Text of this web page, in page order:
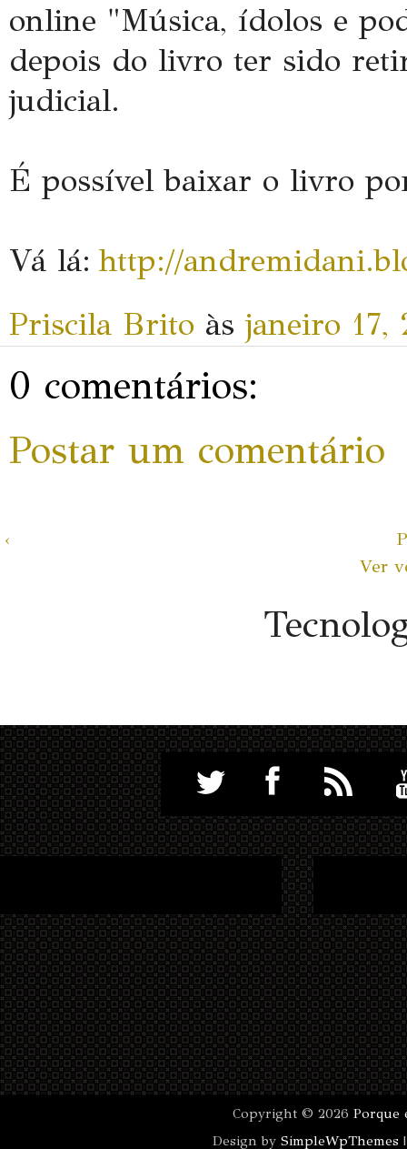
online "Música, ídolos e
depois do livro ter sido
judicial.
É possível baixar o livro
Vá lá: http://
Priscila Brito àsjaneiro 17,
0 comentários:
Postar um comentário
‹
Ver
Copyright ©2026Porque
Design bySimpleWpThemes